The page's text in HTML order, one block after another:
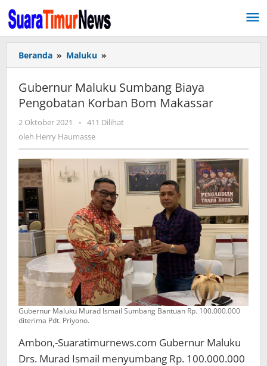
Lewati
ke
konten
Beranda » Maluku »
Maluku Sumbang
Pengobatan
Korban
Bom
Gubernur Maluku Sumbang Biaya
Pengobatan Korban Bom Makassar
2 Oktober 2021
oleh
Herry
- 411 Dilihat
oleh Herry Haumasse
Gubernur Maluku Murad Ismail Sumbang Bantuan Rp. 100.000.000
diterima Pdt. Priyono.
Ambon,-Suaratimurnews.com Gubernur Maluku
Drs. Murad Ismail menyumbang Rp. 100.000.000